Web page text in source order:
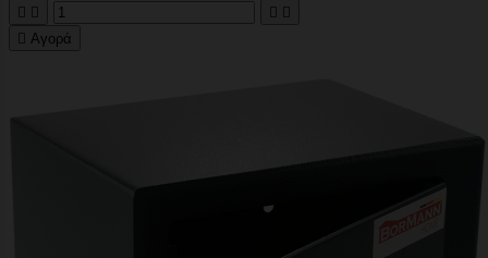
   
 Αγορά